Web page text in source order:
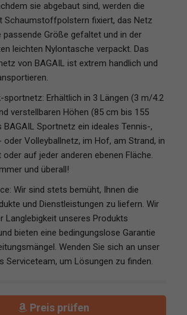
sie abgebaut sind, werden die
Schaumstoffpolstern fixiert, das Netz
passende Größe gefaltet und in der
leichten Nylontasche verpackt. Das
von BAGAIL ist extrem handlich und
sportnetz: Erhältlich in 3 Längen (3 m/4.2
verstellbaren Höhen (85 cm bis 155
BAGAIL Sportnetz ein ideales Tennis-,
oder Volleyballnetz, im Hof, am Strand, in
oder auf jeder anderen ebenen Fläche.
und überall!
Wir sind stets bemüht, Ihnen die
und Dienstleistungen zu liefern. Wir
Langlebigkeit unseres Produkts
bieten eine bedingungslose Garantie
Wenden Sie sich an unser
Serviceteam, um Lösungen zu finden.
Preis prüfen